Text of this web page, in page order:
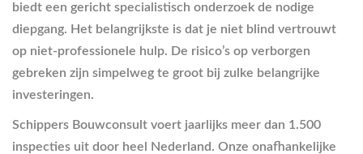
biedt een gericht specialistisch onderzoek de nodige
diepgang. Het belangrijkste is dat je niet blind vertrouwt
op niet-professionele hulp. De risico’s op verborgen
gebreken zijn simpelweg te groot bij zulke belangrijke
investeringen.
Schippers Bouwconsult voert jaarlijks meer dan 1.500
inspecties uit door heel Nederland. Onze onafhankelijke